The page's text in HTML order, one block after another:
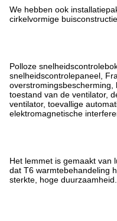
We hebben ook
cirkelvormige
Polloze
snelheidscontrolepaneel,
overstromingsbescherming,
toestand van de ventilator,
ventilator, toevallige
elektromagnetische
Het lemmet is gemaakt van
dat T6 warmtebehandeling
sterkte, hoge duurzaamheid.